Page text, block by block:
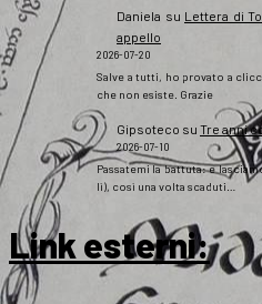
Daniela su Lettera di
appello
2026-07-20
Salve a tutti, ho provato a
che non esiste. Grazie
Gipsoteco su Tre anni
2026-07-10
Passatemi la battuta: e
lì), così una volta scaduti…
Link esterni: